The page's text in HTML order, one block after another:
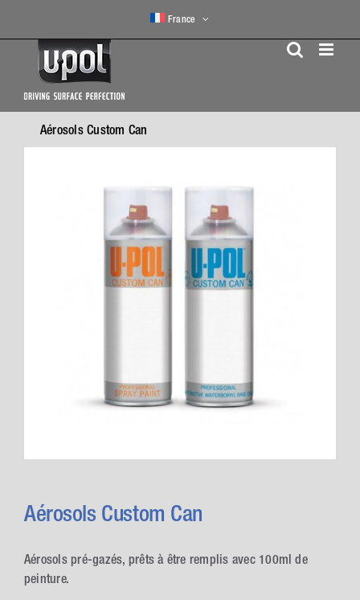
France
Aérosols Custom Can
Aérosols Custom Can
Aérosols pré-gazés, prêts à être remplis avec 100ml de
peinture.